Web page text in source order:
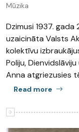
Mūzika
Dzimusi 1937. gada
uzaicināta Valsts
kolektīvu
Poliju,
Anna atgriezusies
Read more